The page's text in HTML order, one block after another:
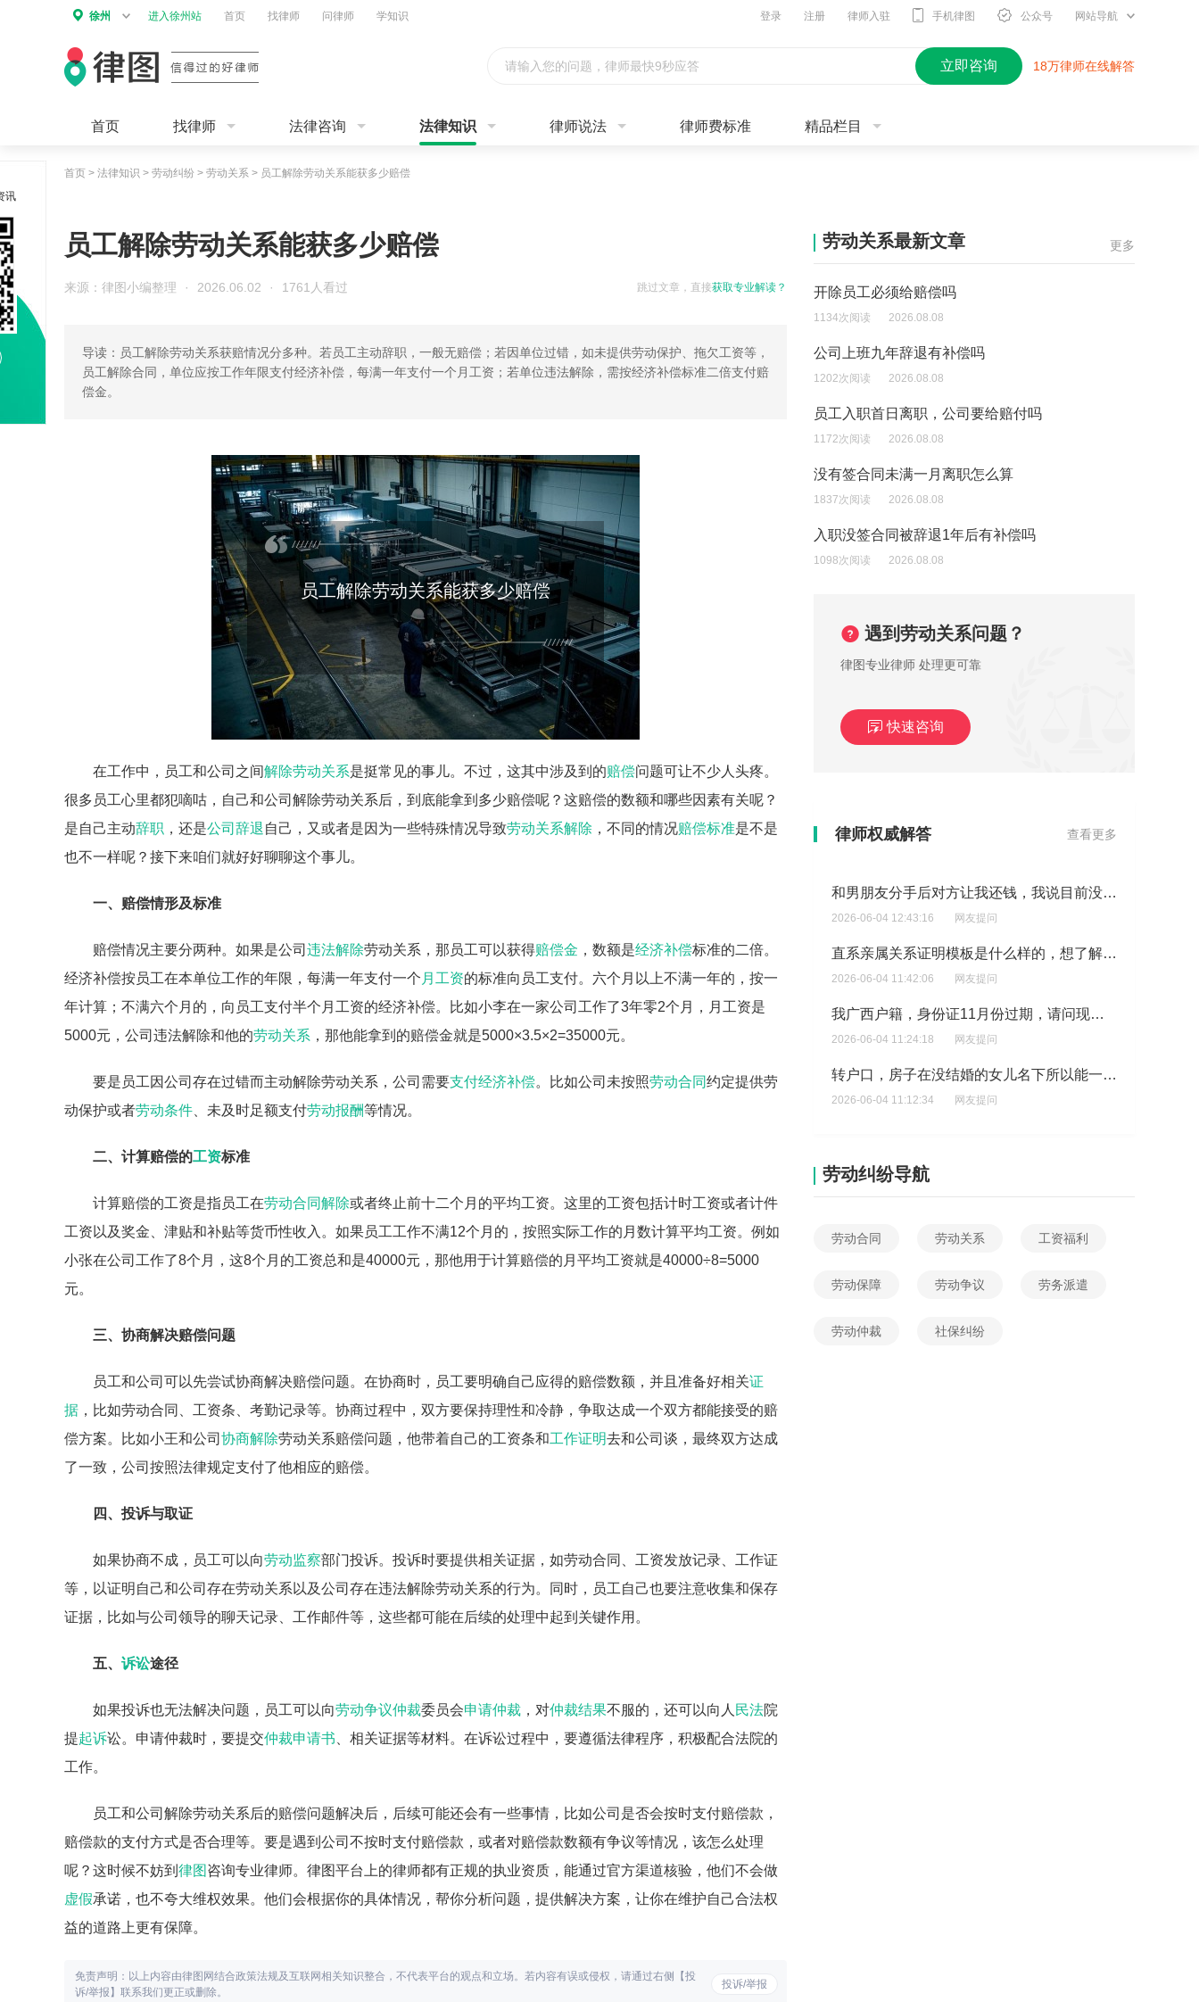
徐州 进入徐州站 首页 找律师 问律师 学知识 登录 注册 律师入驻 手机律图 公众号 网站导航
请输入您的问题，律师最快9秒应答 立即咨询 18万律师在线解答
首页 找律师 法律咨询 法律知识 律师说法 律师费标准 精品栏目
首页 > 法律知识 > 劳动纠纷 > 劳动关系 > 员工解除劳动关系能获多少赔偿
员工解除劳动关系能获多少赔偿
跳过文章，直接获取专业解读？
来源：律图小编整理 · 2026.06.02 · 1761人看过
导读：员工解除劳动关系获赔情况分多种。若员工主动辞职，一般无赔偿；若因单位过错，如未提供劳动保护、拖欠工资等，
员工解除合同，单位应按工作年限支付经济补偿，每满一年支付一个月工资；若单位违法解除，需按经济补偿标准二倍支付赔
偿金。
员工解除劳动关系能获多少赔偿
在工作中，员工和公司之间解除劳动关系是挺常见的事儿。不过，这其中涉及到的赔偿问题可让不少人头疼。
很多员工心里都犯嘀咕，自己和公司解除劳动关系后，到底能拿到多少赔偿呢？这赔偿的数额和哪些因素有关呢？
是自己主动辞职 ，还是公司辞退 自己，又或者是因为一些特殊情况导致劳动关系解除 ，不同的情况赔偿标准是不是
也不一样呢？接下来咱们就好好聊聊这个事儿。
一、赔偿情形及标准
赔偿情况主要分两种。如果是公司 违法解除劳动关系，那员工可以获得赔偿金 ，数额是经济补偿标准的二倍。
经济补偿按员工在本单位工作的年限，每满一年支付一个 月工资的标准向员工支付。六个月以上不满一年的，按一
年计算；不满六个月的，向员工支付半个月工资的经济补偿。比如小李在一家公司工作了3年零2个月，月工资是
5000元，公司违法解除和他的劳动关系 ，那他能拿到的赔偿金就是5000×3.5×2=35000元。
要是员工因公司存在过错而主动解除劳动关系，公司需要支付经济补偿。比如公司未按照劳动合同约定提供劳
动保护或者劳动条件 、未及时足额支付劳动报酬等情况。
二、计算赔偿的工资标准
计算赔偿的工资是指员工在劳动合同解除或者终止前十二个月的平均工资。这里的工资包括计时工资或者计件
工资以及奖金、津贴和补贴等货币性收入。如果员工工作不满12个月的，按照实际工作的月数计算平均工资。例如
小张在公司工作了8个月，这8个月的工资总和是40000元，那他用于计算赔偿的月平均工资就是40000÷8=5000
元。
三、协商解决赔偿问题
员工和公司可以先尝试协商解决赔偿问题。在协商时，员工要明确自己应得的赔偿数额，并且准备好相关证
据 ，比如劳动合同、工资条、考勤记录等。协商过程中，双方要保持理性和冷静，争取达成一个双方都能接受的赔
偿方案。比如小王和公司 协商解除劳动关系赔偿问题，他带着自己的工资条和工作证明去和公司谈，最终双方达成
了一致，公司按照法律规定支付了他相应的赔偿。
四、投诉与取证
如果协商不成，员工可以向劳动监察部门投诉。投诉时要提供相关证据，如劳动合同、工资发放记录、工作证
等，以证明自己和公司存在劳动关系以及公司存在违法解除劳动关系的行为。同时，员工自己也要注意收集和保存
证据，比如与公司领导的聊天记录、工作邮件等，这些都可能在后续的处理中起到关键作用。
五、 诉讼途径
如果投诉也无法解决问题，员工可以向劳动争议仲裁委员会申请仲裁 ，对仲裁结果不服的，还可以向人 民法院
提起诉讼。申请仲裁时，要提交仲裁申请书 、相关证据等材料。在诉讼过程中，要遵循法律程序，积极配合法院的
工作。
员工和公司解除劳动关系后的赔偿问题解决后，后续可能还会有一些事情，比如公司是否会按时支付赔偿款，
赔偿款的支付方式是否合理等。要是遇到公司不按时支付赔偿款，或者对赔偿款数额有争议等情况，该怎么处理
呢？这时候不妨到 律图 咨询专业律师。律图平台上的律师都有正规的执业资质，能通过官方渠道核验，他们不会做
虚假承诺，也不夸大维权效果。他们会根据你的具体情况，帮你分析问题，提供解决方案，让你在维护自己合法权
益的道路上更有保障。
投诉/举报
免责声明：以上内容由律图网结合政策法规及互联网相关知识整合，不代表平台的观点和立场。若内容有误或侵权，请通过右侧【投
诉/举报】联系我们更正或删除。
更多
劳动关系最新文章
开除员工必须给赔偿吗
1134次阅读 2026.08.08
公司上班九年辞退有补偿吗
1202次阅读 2026.08.08
员工入职首日离职，公司要给赔付吗
1172次阅读 2026.08.08
没有签合同未满一月离职怎么算
1837次阅读 2026.08.08
入职没签合同被辞退1年后有补偿吗
1098次阅读 2026.08.08
遇到劳动关系问题？
律图专业律师 处理更可靠
快速咨询
律师权威解答 查看更多
北京本地户口迁移规定是什么想了解北京户口迁移流程是怎样的？
和男朋友分手后对方让我还钱，我说目前没钱他想以诈骗为由起诉我?
2026-06-04 12:43:16 网友提问
直系亲属关系证明模板是什么样的，想了解我该如何获得直系亲属关系证明模板？
2026-06-04 11:42:06 网友提问
我广西户籍，身份证11月份过期，请问现在可以在广东换证吗?
2026-06-04 11:24:18 网友提问
转户口，房子在没结婚的女儿名下所以能一起转吗?
2026-06-04 11:12:34 网友提问
身份证回执办了找到原件不办了可以吗?
2026-06-03 17:56:06 网友提问
劳动纠纷导航
劳动合同 劳动关系 工资福利
劳动保障 劳动争议 劳务派遣
劳动仲裁 社保纠纷
讯